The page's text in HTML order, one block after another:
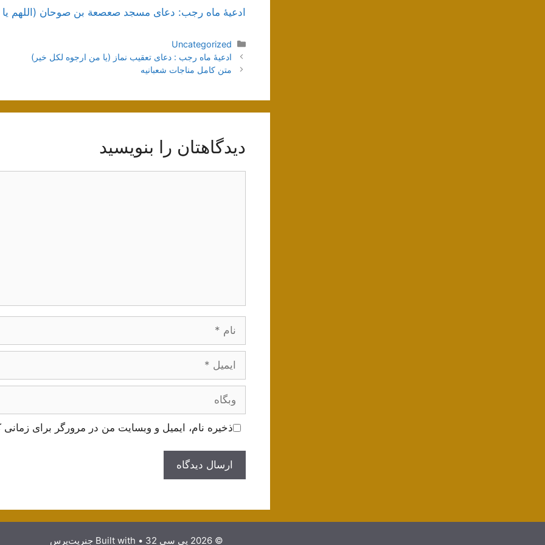
ادعیۀ ماه رجب: دعای مسجد صعصعة بن صوحان (اللهم یا
دسته‌ها
Uncategorized
ناوبری
نوشته‌ها
ادعیۀ ماه رجب : دعای تعقیب نماز (یا من ارجوه لکل خیر)
متن کامل مناجات شعبانیه
دیدگاهتان را بنویسید
وبگاه
ذخیره نام، ایمیل و وبسایت من در مرورگر برای
© 2026 پی سی 32 • Built with جنریت‌پرس